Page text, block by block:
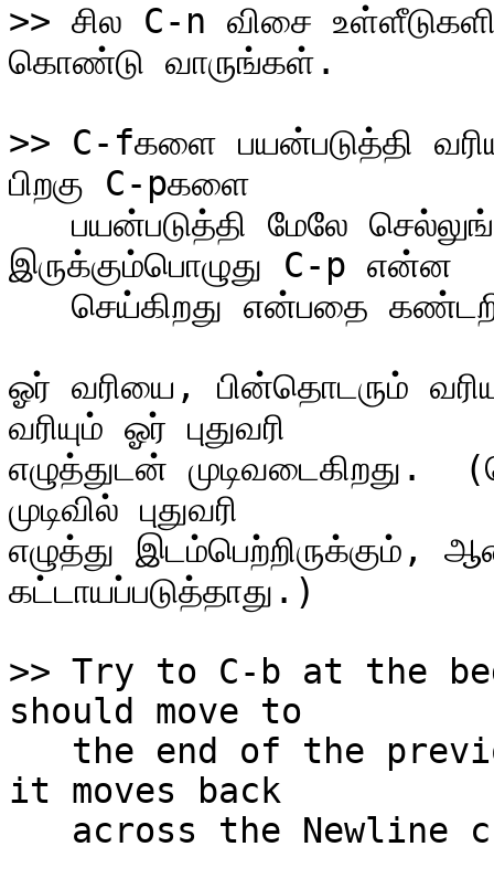
>> சில C-n விசை
>> C-fகளை பயன்படுத்தி
இருக்கும்பொழுது C-p என்ன
ஓர் வரியை, பின்தொடரும்
வரியும் ஓர் புதுவரி
எழுத்துடன் முடிவடைகிறது.
முடிவில் புதுவரி
எழுத்து இடம்பெற்றிருக்கும்,
கட்டாயப்படுத்தாது.)
>> Try to C-b at the
it moves back